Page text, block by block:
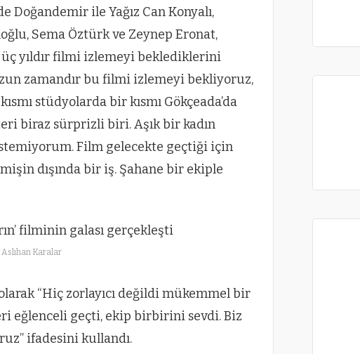
ile Yağız Can Konyalı,
Sema Öztürk ve Zeynep Eronat,
üç yıldır filmi izlemeyi beklediklerini
zamandır bu filmi izlemeyi bekliyoruz,
stüdyolarda bir kısmı Gökçeada’da
biraz sürprizli biri. Aşık bir kadın
Film gelecekte geçtiği için
dışında bir iş. Şahane bir ekiple
Aslıhan Karalar
“Hiç zorlayıcı değildi mükemmel bir
eğlenceli geçti, ekip birbirini sevdi. Biz
ifadesini kullandı.